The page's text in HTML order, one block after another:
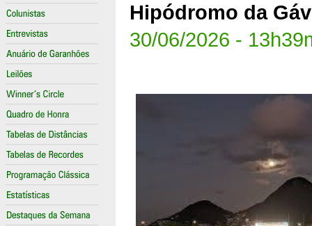
Hipódromo da
30/06/2026 -